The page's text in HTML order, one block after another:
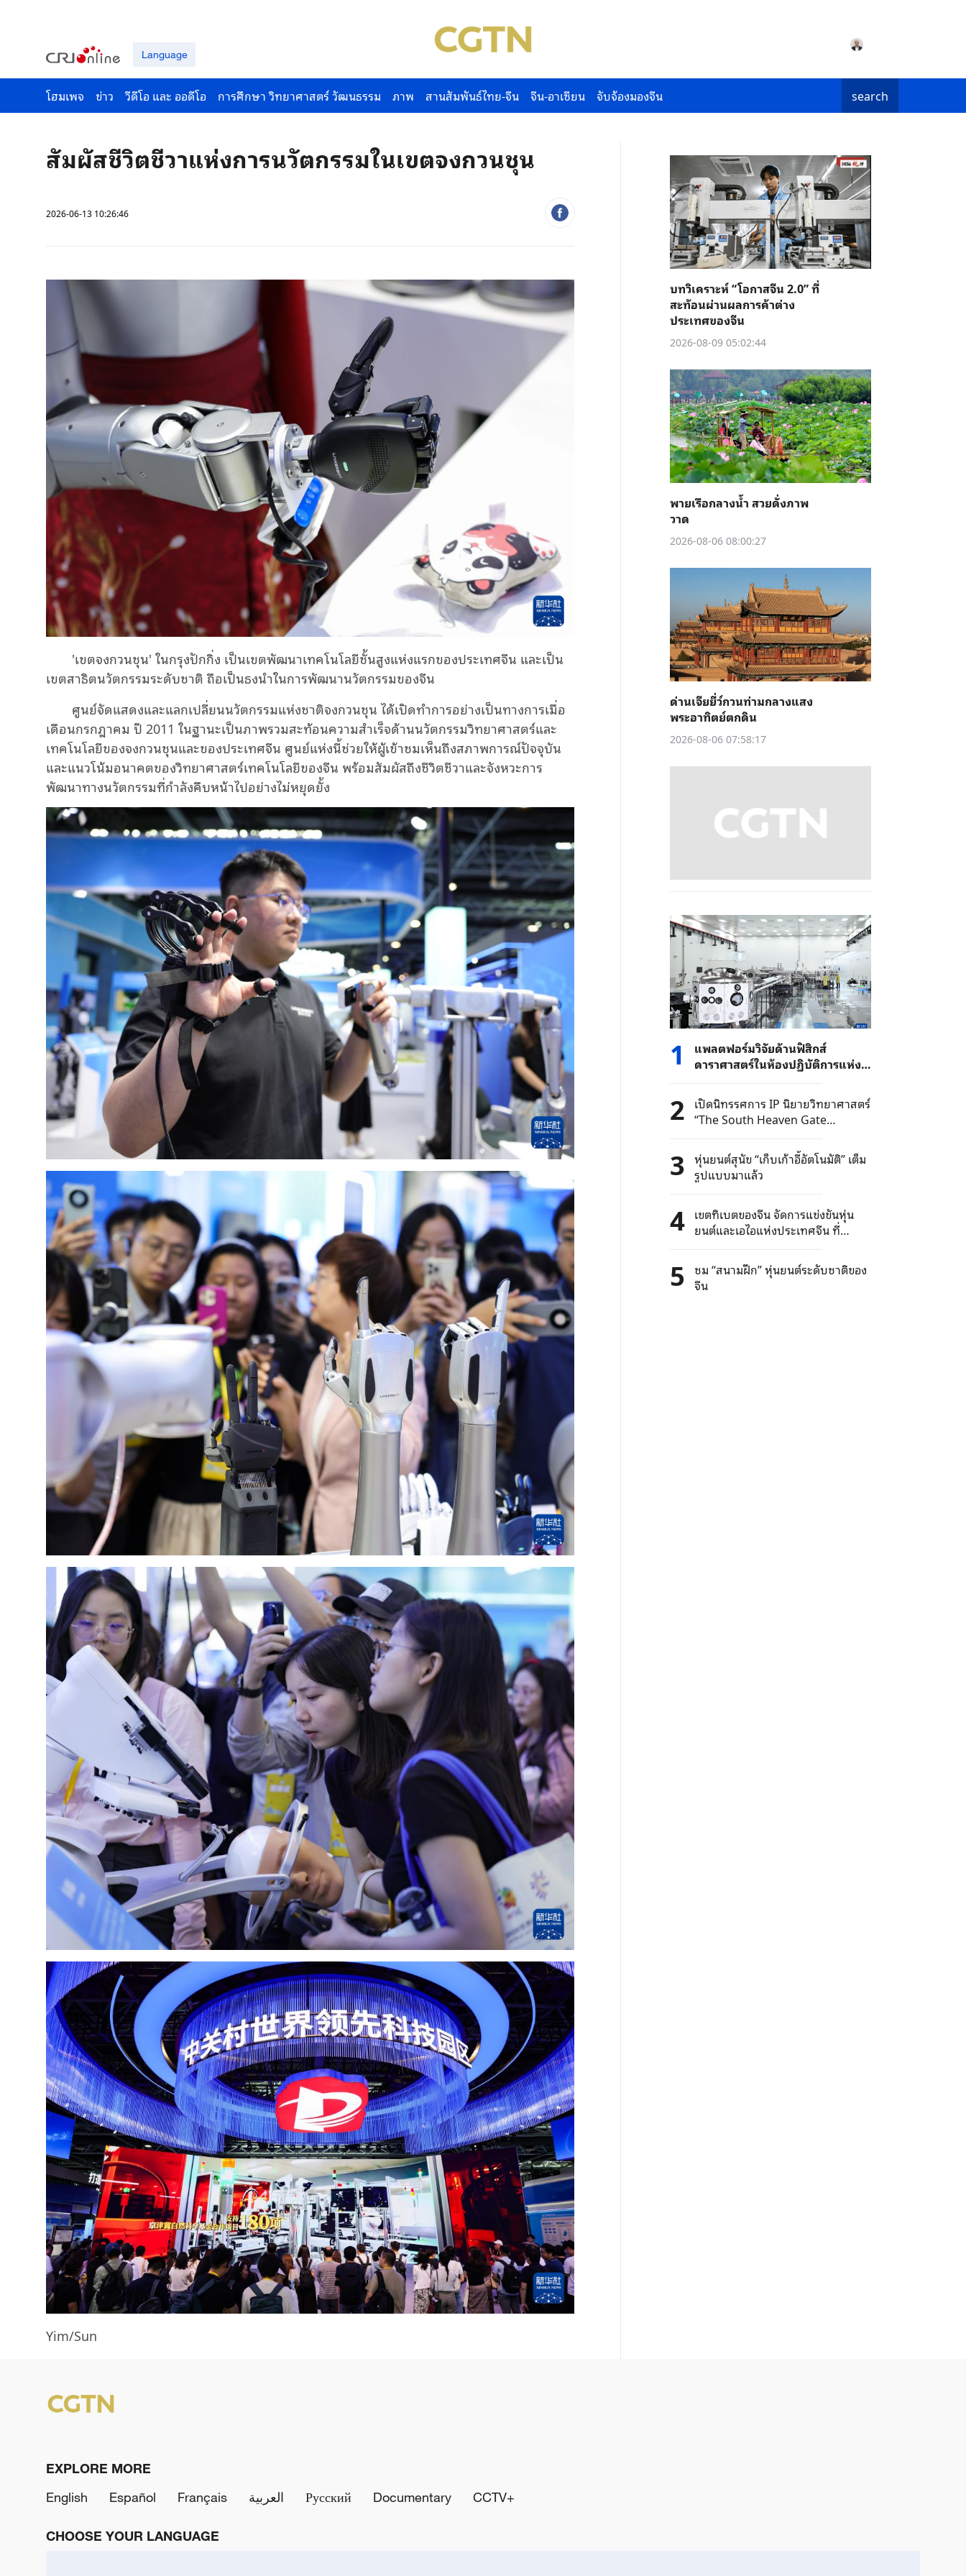
Language
โฮมเพจ ข่าว วีดีโอ และ ออดีโอ การศึกษา วิทยาศาสตร์ วัฒนธรรม ภาพ สานสัมพันธ์ไทย-จีน จีน-อาเซียน จับจ้องมองจีน search
สัมผัสชีวิตชีวาแห่งการนวัตกรรมในเขตจงกวนชุน
2026-06-13 10:26:46
'เขตจงกวนชุน' ในกรุงปักกิ่ง เป็นเขตพัฒนาเทคโนโลยีชั้นสูงแห่งแรกของประเทศจีน และเป็น
เขตสาธิตนวัตกรรมระดับชาติ ถือเป็นธงนำในการพัฒนานวัตกรรมของจีน
ศูนย์จัดแสดงและแลกเปลี่ยนนวัตกรรมแห่งชาติจงกวนชุน ได้เปิดทำการอย่างเป็นทางการเมื่อ
เดือนกรกฎาคม ปี 2011 ในฐานะเป็นภาพรวมสะท้อนความสำเร็จด้านนวัตกรรมวิทยาศาสตร์และ
เทคโนโลยีของจงกวนชุนและของประเทศจีน ศูนย์แห่งนี้ช่วยให้ผู้เข้าชมเห็นถึงสภาพการณ์ปัจจุบัน
และแนวโน้มอนาคตของวิทยาศาสตร์เทคโนโลยีของจีน พร้อมสัมผัสถึงชีวิตชีวาและจังหวะการ
พัฒนาทางนวัตกรรมที่กำลังคืบหน้าไปอย่างไม่หยุดยั้ง
Yim/Sun
บทวิเคราะห์ “โอกาสจีน 2.0” ที่
สะท้อนผ่านผลการค้าต่าง
ประเทศของจีน
2026-08-09 05:02:44
พายเรือกลางน้ำ สวยดั่งภาพ
วาด
2026-08-06 08:00:27
ด่านเจียยี่ว์กวนท่ามกลางแสง
พระอาทิตย์ตกดิน
2026-08-06 07:58:17
1
แพลตฟอร์มวิจัยด้านฟิสิกส์
ดาราศาสตร์ในห้องปฏิบัติการแห่ง
แรกของจีนกำลังอยู่ระหว่างการ
ก่อสร้างที่นครเซี่ยงไฮ้
2 เปิดนิทรรศการ IP นิยายวิทยาศาสตร์
“The South Heaven Gate
Project” ที่ปักกิ่ง
3 หุ่นยนต์สุนัข “เก็บเก้าอี้อัตโนมัติ” เต็ม
รูปแบบมาแล้ว
4 เขตทิเบตของจีน จัดการแข่งขันหุ่น
ยนต์และเอไอแห่งประเทศจีน ที่
มหาวิทยาลัยทิเบต
5
ชม “สนามฝึก” หุ่นยนต์ระดับชาติของ
จีน
EXPLORE MORE
English
Español Français العربية Русский Documentary CCTV+
CHOOSE YOUR LANGUAGE